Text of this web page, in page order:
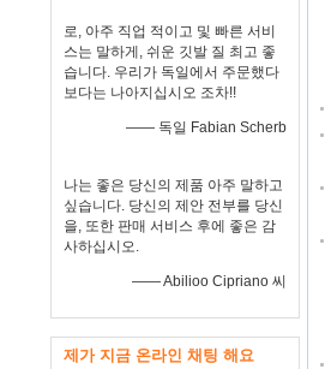
로, 아주 직업 적이고 및 빠른 서비
스는 말하게, 쉬운 깃발 질 최고 좋
습니다. 우리가 독일에서 주문했다
보다는 나아지십시오 조차!!
—— 독일 Fabian Scherb
나는 좋은 당신의 제품 아주 말하고
싶습니다. 당신의 제안 전부를 당신
을, 또한 판매 서비스 후에 좋은 감
사하십시오.
—— Abilioo Cipriano 씨
제가 지금 온라인 채팅 해요